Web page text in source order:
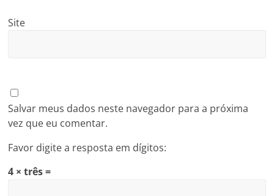
Site
Salvar meus dados neste navegador para a próxima
vez que eu comentar.
Favor digite a resposta em dígitos:
4 × três =